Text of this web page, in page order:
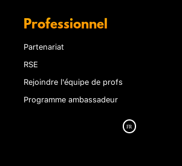
Professionnel
Partenariat
RSE
Rejoindre l'équipe de profs
Programme ambassadeur